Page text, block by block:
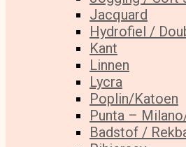
Jacquard
Hydrofiel /
Kant
Linnen
Lycra
Poplin/Katoen
Punta –
Badstof /